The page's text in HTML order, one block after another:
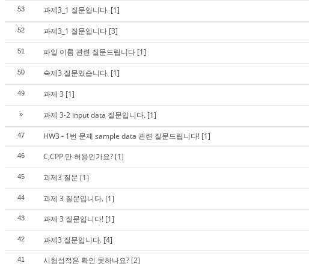
53 과제3_1 질문입니다. [1]
52 과제3_1 질문입니다 [3]
51 파일 이름 관련 질문드립니다 [1]
50 숙제3 질문있습니다. [1]
49 과제 3 [1]
» 과제 3-2 input data 질문입니다. [1]
47 HW3 - 1번 문제 sample data 관련 질문드립니다! [1]
46 C,CPP 만 허용인가요? [1]
45 과제3 질문 [1]
44 과제 3 질문입니다. [1]
43 과제 3 질문입니다! [1]
42 과제3 질문입니다. [4]
41 시험성적은 확인 못하나요? [2]